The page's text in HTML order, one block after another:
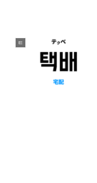
ㅌ